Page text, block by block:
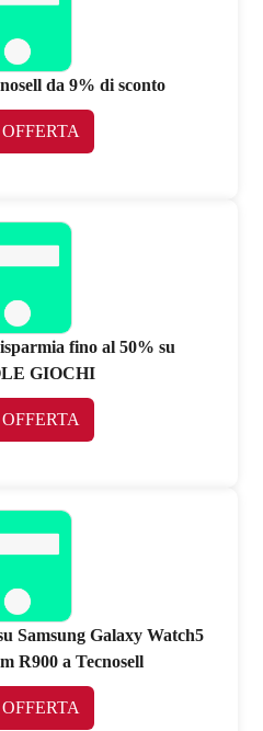
da 9% di sconto
fino al 50% su
GIOCHI
Samsung Galaxy Watch5
R900 a Tecnosell